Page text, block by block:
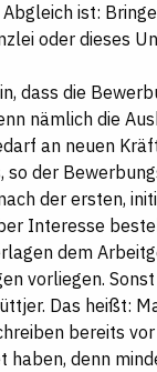
ist:
oder dieses
dass die
nämlich die
an neuen
so der
der ersten,
Interesse
dem
vorliegen.
Das heißt:
bereits
haben, denn